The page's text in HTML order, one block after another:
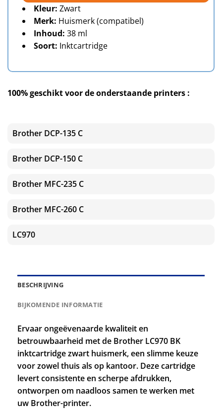
Kleur: Zwart
Merk: Huismerk (compatibel)
Inhoud: 38 ml
Soort: Inktcartridge
100% geschikt voor de onderstaande printers :
Brother DCP-135 C
Brother DCP-150 C
Brother MFC-235 C
Brother MFC-260 C
LC970
BESCHRIJVING
BIJKOMENDE INFORMATIE
Ervaar ongeëvenaarde kwaliteit en
betrouwbaarheid met de Brother LC970 BK
inktcartridge zwart huismerk, een slimme keuze
voor zowel thuis als op kantoor. Deze cartridge
levert consistente en scherpe afdrukken,
ontworpen om naadloos samen te werken met
uw Brother-printer.